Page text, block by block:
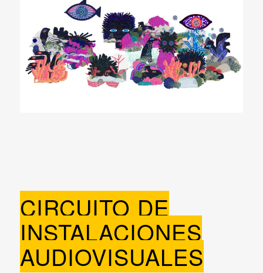
CIRCUITO DE
INSTALACIONES
AUDIOVISUALES